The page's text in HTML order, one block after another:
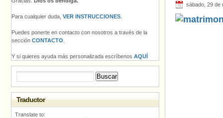
sábado, 29 de
Para cualquier duda, VER INSTRUCCIONES
Puedes ponerte en contacto con nosotros a través de la
sección CONTACTO
Y si quieres ayuda más personalizada escríbenos AQUÍ
Traductor
Translate to: